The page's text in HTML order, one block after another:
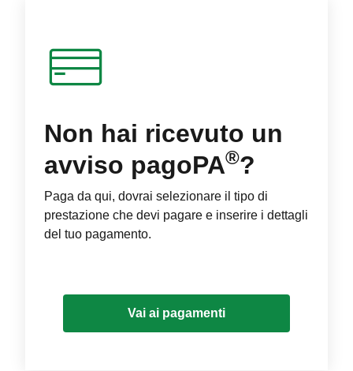
Non hai ricevuto un
avviso pagoPA®?
Paga da qui, dovrai selezionare il tipo di
prestazione che devi pagare e inserire i dettagli
del tuo pagamento.
Vai ai pagamenti